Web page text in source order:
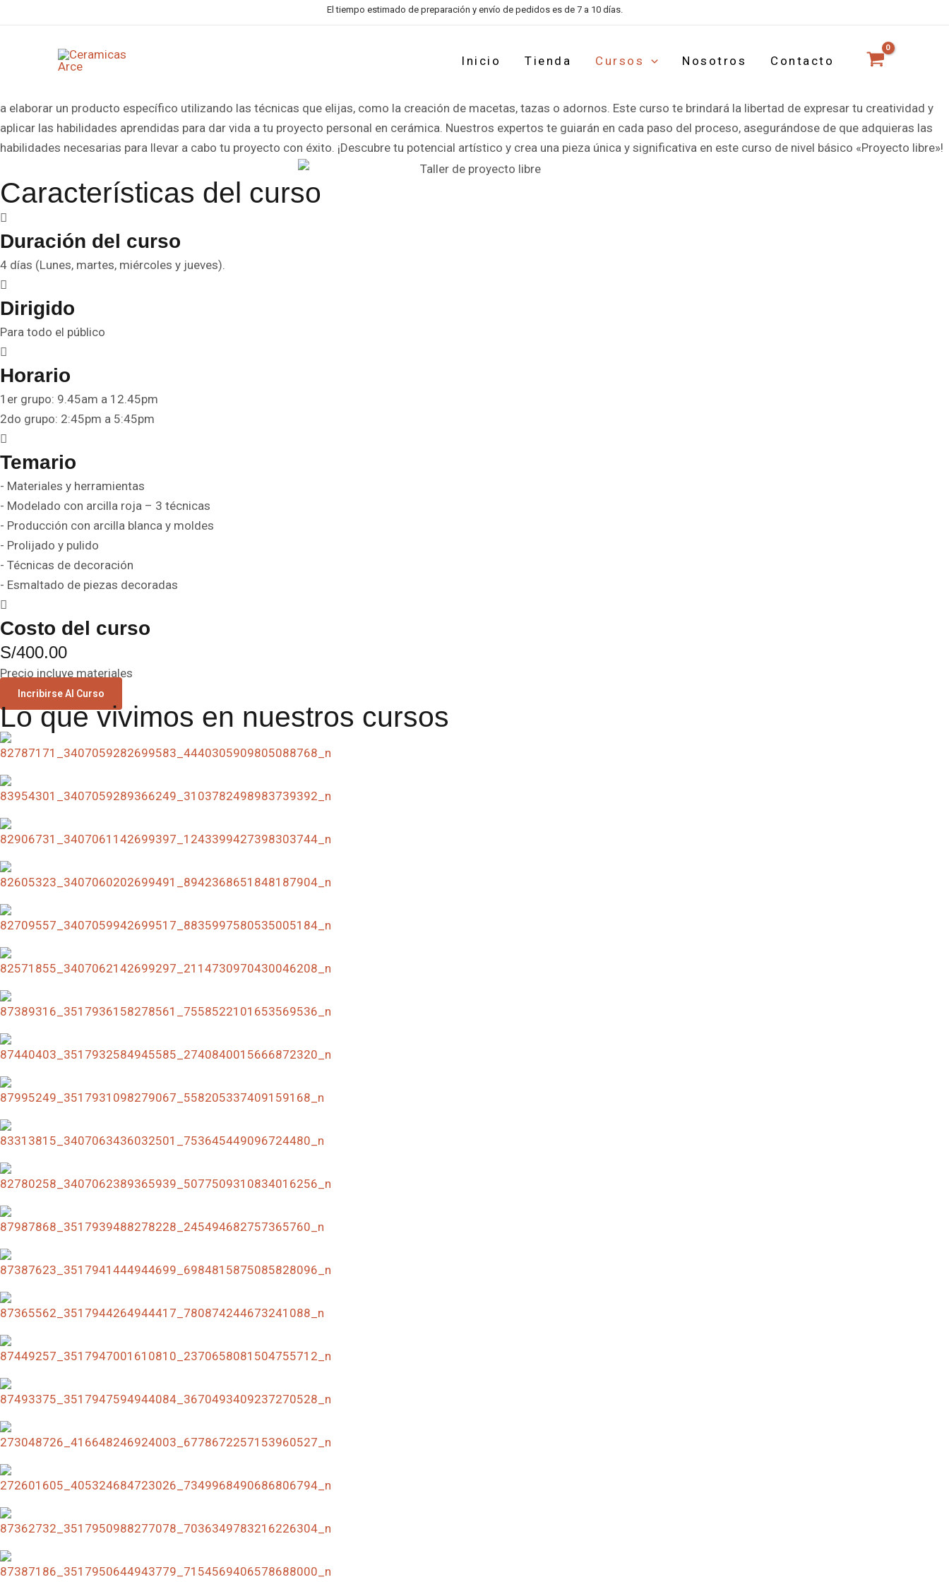
El tiempo estimado de preparación y envío de pedidos es de 7 a 10 días.
Inicio Tienda Cursos Nosotros Contacto
Curso proyecto libre
Descripción del curso
a elaborar un producto específico utilizando las técnicas que elijas, como la creación de macetas, tazas o adornos. Este curso te brindará la libertad de expresar tu creatividad y
aplicar las habilidades aprendidas para dar vida a tu proyecto personal en cerámica. Nuestros expertos te guiarán en cada paso del proceso, asegurándose de que adquieras las
habilidades necesarias para llevar a cabo tu proyecto con éxito. ¡Descubre tu potencial artístico y crea una pieza única y significativa en este curso de nivel básico «Proyecto libre»!
Características del curso
Duración del curso
4 días (Lunes, martes, miércoles y jueves).
Dirigido
Para todo el público
Horario
1er grupo: 9.45am a 12.45pm
2do grupo: 2:45pm a 5:45pm
Temario
- Materiales y herramientas
- Modelado con arcilla roja – 3 técnicas
- Producción con arcilla blanca y moldes
- Prolijado y pulido
- Técnicas de decoración
- Esmaltado de piezas decoradas
Costo del curso
S/400.00
Precio incluye materiales
Incribirse Al Curso
Lo que vivimos en nuestros cursos